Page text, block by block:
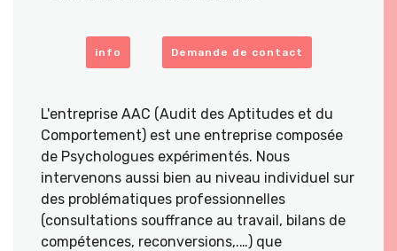
info Demande de contact
L'entreprise AAC (Audit des Aptitudes et du
Comportement) est une entreprise composée
de Psychologues expérimentés. Nous
intervenons aussi bien au niveau individuel sur
des problématiques professionnelles
(consultations souffrance au travail, bilans de
compétences, reconversions,.…) que